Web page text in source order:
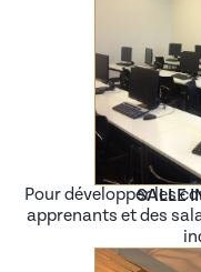
SALLE
Pour développer les
apprenants et des